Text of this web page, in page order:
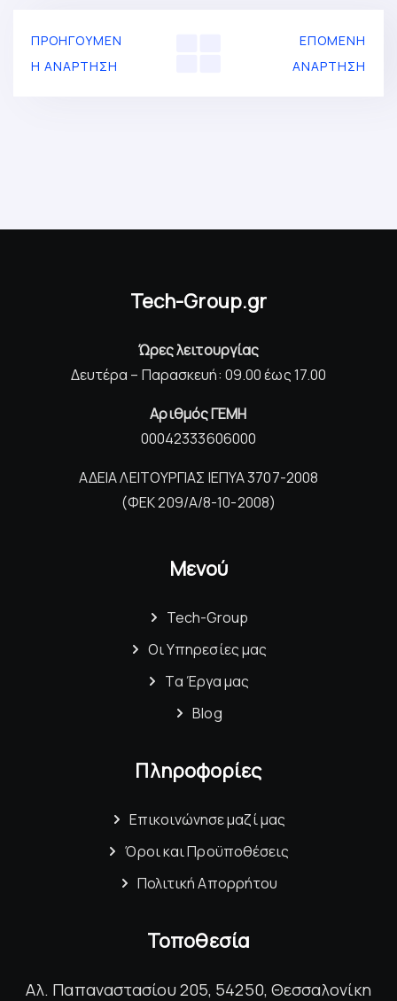
ΠΡΟΗΓΟΎΜΕΝ
Η ΑΝΆΡΤΗΣΗ
ΕΠΌΜΕΝΗ
ΑΝΆΡΤΗΣΗ
Tech-Group.gr
Ώρες λειτουργίας
Δευτέρα – Παρασκευή: 09.00 έως 17.00
Αριθμός ΓΕΜΗ
00042333606000
ΑΔΕΙΑ ΛΕΙΤΟΥΡΓΙΑΣ ΙΕΠΥΑ 3707-2008
(ΦΕΚ 209/Α/8-10-2008)
Μενού
Tech-Group
Οι Υπηρεσίες μας
Τα Έργα μας
Blog
Πληροφορίες
Επικοινώνησε μαζί μας
Όροι και Προϋποθέσεις
Πολιτική Απορρήτου
Τοποθεσία
Αλ. Παπαναστασίου 205, 54250, Θεσσαλονίκη